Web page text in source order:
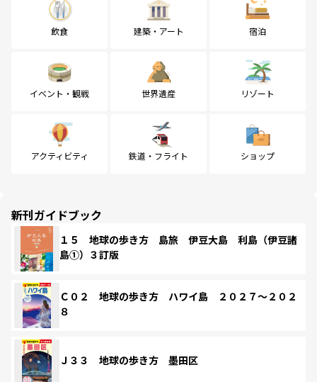
飲食 建築・アート 宿泊
イベント・観戦 世界遺産 リゾート
アクティビティ 鉄道・フライト ショップ
新刊ガイドブック
１５ 地球の歩き方 島旅 伊豆大島 利島（伊豆諸
島①）３訂版
Ｃ０２ 地球の歩き方 ハワイ島 ２０２７～２０２
８
Ｊ３３ 地球の歩き方 墨田区